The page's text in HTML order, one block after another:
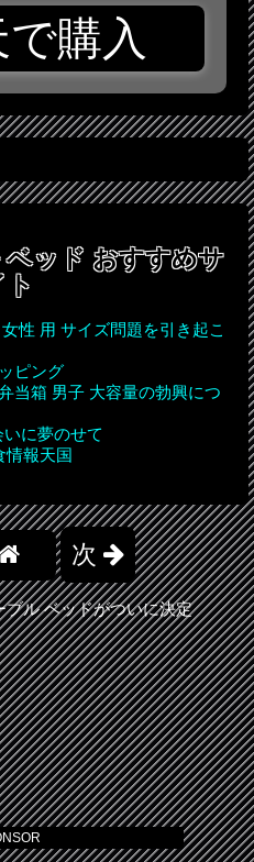
購入
ッド おすすめサ
ト
性 用 サイズ問題を引き起こ
ピング
当箱 男子 大容量の勃興につ
に夢のせて
情報天国
次
ル ベッドがついに決定